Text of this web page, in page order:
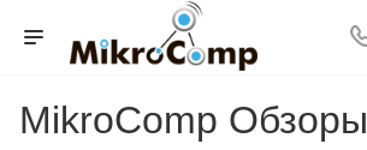
MikroComp Обзоры